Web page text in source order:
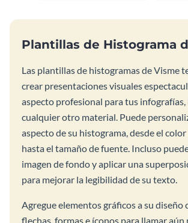
Plantillas de Histograma
Las plantillas de histogramas de Visme
crear presentaciones visuales
aspecto profesional para tus
cualquier otro material. Puede
aspecto de su histograma, desde el
hasta el tamaño de fuente. Incluso
imagen de fondo y aplicar una
para mejorar la legibilidad de su texto.
Agregue elementos gráficos a su diseño
flechas, formas e íconos para llamar aún